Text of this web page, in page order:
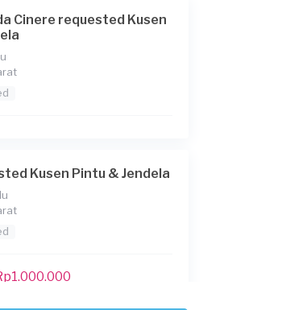
Cinere requested Kusen
Kusen Pintu & Jendela